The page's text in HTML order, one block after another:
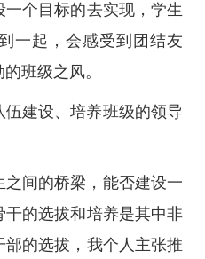
个目标的去实现，学生
一起，会感受到团结友
班级之风。
伍建设、培养班级的领导
间的桥梁，能否建设一
的选拔和培养是其中非
的选拔，我个人主张推